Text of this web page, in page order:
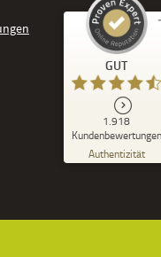
GUT
1.918
Kundenbewertungen
Authentizität
und Erfahrungen zu
eLearning Studieninstitut
92
%
Empfehlungen auf
ProvenExpert.com